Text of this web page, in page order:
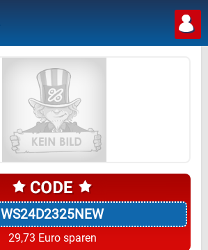
WS24D2325NEW
29,73 Euro sparen